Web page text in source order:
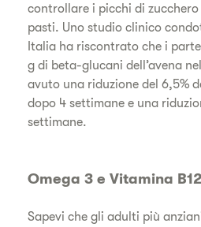
controllare i picchi di zucchero
pasti. Uno studio clinico
Italia ha riscontrato che i
g di beta-glucani dell’avena
avuto una riduzione del 6,5%
dopo 4 settimane e una
settimane.
Omega 3 e Vitamina B12
Sapevi che gli adulti più